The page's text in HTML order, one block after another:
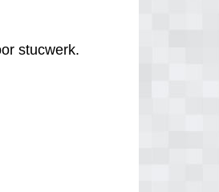
stucwerk.